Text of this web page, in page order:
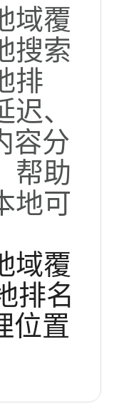
域覆
搜索
排
、
容分
帮助
地可
域覆
排名
位置